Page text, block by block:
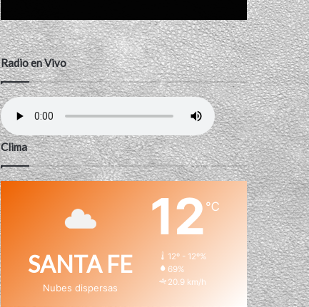
Radio en Vivo
Clima
SANTA FE
Nubes dispersas
12℃
12º - 12º%
69%
20.9 km/h